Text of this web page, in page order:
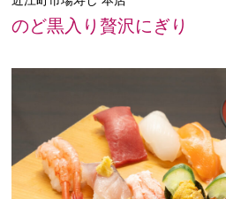
のど黒入り贅沢にぎり